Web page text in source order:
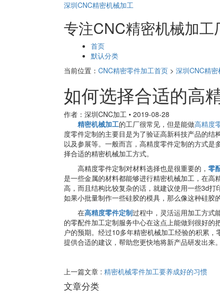
深圳CNC精密机械加工
专注CNC精密机械加工
导
航
首页
默认分类
当前位置： CNC精密零件加工首页 > 深圳CNC精
如何选择合适的高
作者：深圳CNC加工 • 2019-08-28
精密机械加工的工厂很常见，但是能做高精度
度零件定制的主要目是为了验证高新科技产品的
以及参展等。一般而言，高精度零件定制的方式
择合适的精密机械加工方式。
高精度零件定制对材料选择也是很重要的， 零
是一些金属的材料都能够进行精密机械加工，在
高，而且结构比较复杂的话，就建议使用一些3d
如果小批量制作一些硅胶的模具，那么像这种硅
在高精度零件定制过程中，灵活运用加工方式
的零配件加工定制服务中心在这点上能做到很好
户的预期。经过10多年精密机械加工经验的积累
提供合适的建议，帮助您更快地将新产品研发出来
上一篇文章 : 精密机械零件加工要养成好的习惯
文章分类